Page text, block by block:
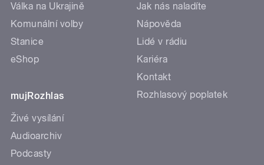
Válka na Ukrajině
Komunální volby
Stanice
eShop
mujRozhlas
Živé vysílání
Audioarchiv
Podcasty
Jak nás naladíte
Nápověda
Lidé v rádiu
Kariéra
Kontakt
Rozhlasový poplatek